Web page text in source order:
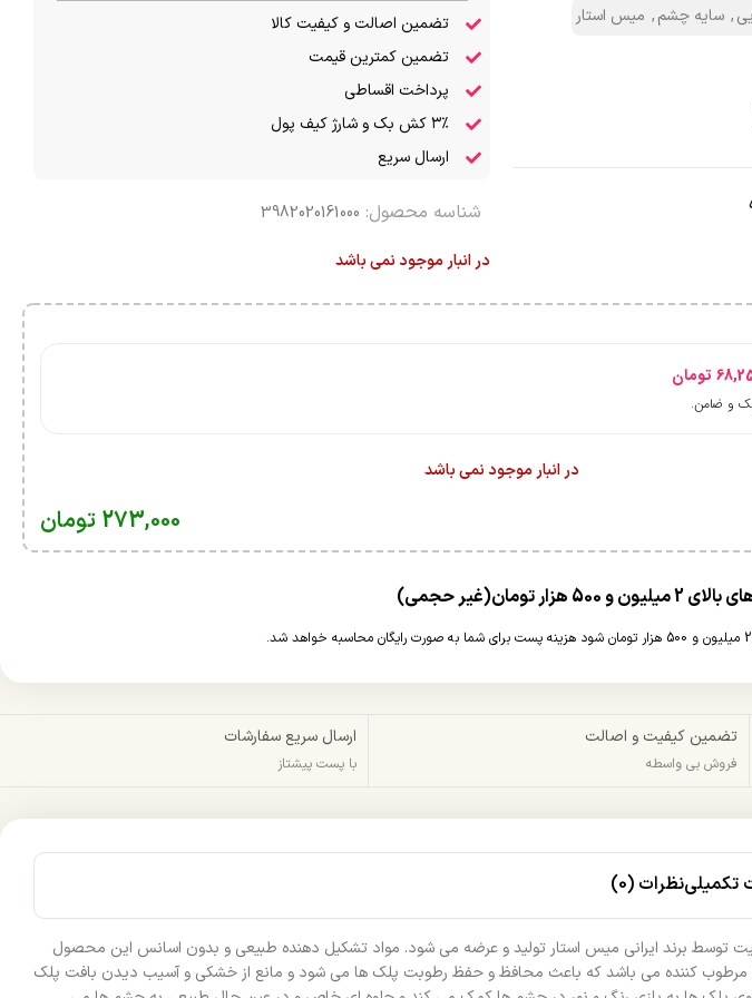
, سایه چشم, میس استار
تضمین اصالت و کیفیت کالا
تضمین کمترین قیمت
پرداخت اقساطی
۳٪ کش بک و شارژ کیف پول
ارسال سریع
شناسه محصول: 3982020161000
در انبار موجود نمی باشد
تومان
در انبار موجود نمی باشد
273,000 تومان
تومان(غیر حجمی)
تضمین کیفیت و اصالت
فروش بی واسطه
ارسال سریع سفارشات
با پست پیشتاز
تکمیلینظرات (0)
برند ایرانی میس استار تولید و عرضه می شود. مواد تشکیل دهنده طبیعی و بدون اسانس این محصول
کننده می باشد که باعث محافظ و حفظ رطوبت پلک ها می شود و مانع از خشکی و آسیب دیدن بافت پلک